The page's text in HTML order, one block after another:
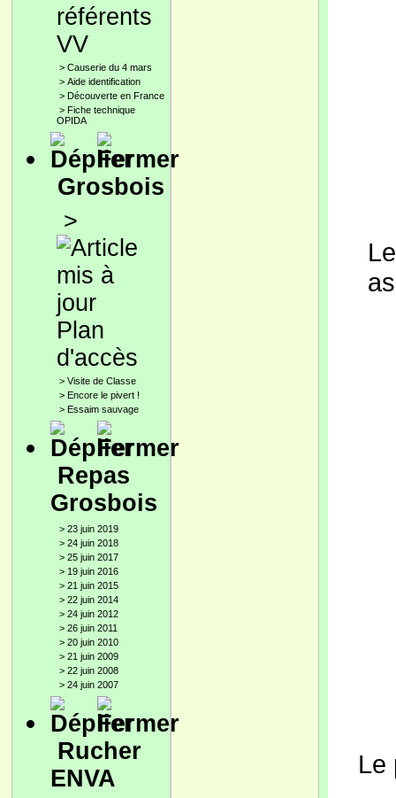
référents
VV
> Causerie du 4 mars
> Aide identification
> Découverte en France
> Fiche technique
OPIDA
Grosbois
>
Plan
d'accès
> Visite de Classe
> Encore le pivert !
> Essaim sauvage
Repas
Grosbois
> 23 juin 2019
> 24 juin 2018
> 25 juin 2017
> 19 juin 2016
> 21 juin 2015
> 22 juin 2014
> 24 juin 2012
> 26 juin 2011
> 20 juin 2010
> 21 juin 2009
> 22 juin 2008
> 24 juin 2007
Rucher
ENVA
Le